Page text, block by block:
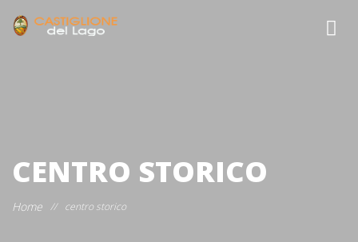
CENTRO STORICO
Home // centro storico